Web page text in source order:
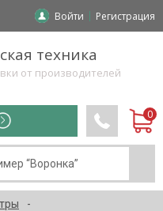
Войти Регистрация
техника
от производителей